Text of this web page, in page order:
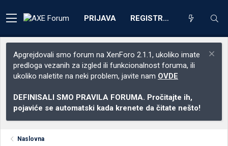
PRIJAVA REGISTRACIJA
Apgrejdovali smo forum na XenForo 2.1.1, ukoliko imate
predloga vezanih za izgled ili funkcionalnost foruma, ili
ukoliko naletite na neki problem, javite nam OVDE
DEFINISALI SMO PRAVILA FORUMA. Pročitajte ih,
pojaviće se automatski kada krenete da čitate nešto!
Naslovna